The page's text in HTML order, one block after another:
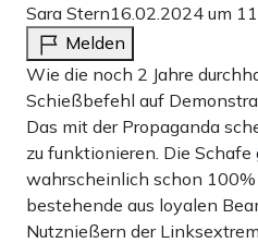
Sara Stern16.02.2024 um
Melden
Wie die noch 2 Jahre
Schießbefehl auf
Das mit der Propaganda
zu funktionieren. Die
wahrscheinlich schon
bestehende aus loyalen
Nutznießern der